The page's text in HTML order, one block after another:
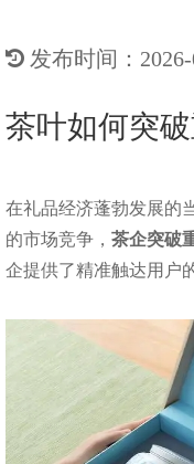
发布时间：2026-
茶叶如何突
在礼品经济蓬勃发展的
的市场竞争， 茶企突破
企提供了精准触达用户